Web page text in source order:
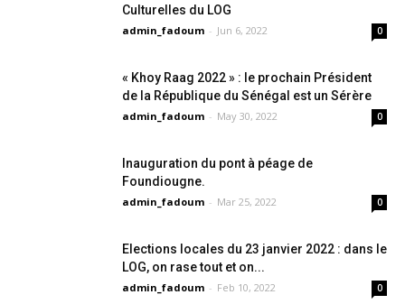
Culturelles du LOG
admin_fadoum - Jun 6, 2022 0
« Khoy Raag 2022 » : le prochain Président
de la République du Sénégal est un Sérère
admin_fadoum - May 30, 2022 0
Inauguration du pont à péage de
Foundiougne.
admin_fadoum - Mar 25, 2022 0
Elections locales du 23 janvier 2022 : dans le
LOG, on rase tout et on...
admin_fadoum - Feb 10, 2022 0